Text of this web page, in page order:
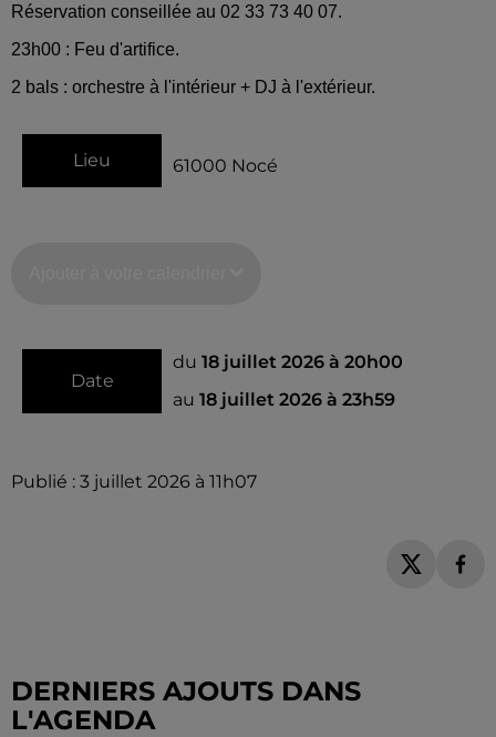
Réservation conseillée au 02 33 73 40 07.
23h00 : Feu d'artifice.
2 bals : orchestre à l'intérieur + DJ à l'extérieur.
Lieu 61000 Nocé
Date
du 18 juillet 2026 à 20h00
au 18 juillet 2026 à 23h59
Publié : 3 juillet 2026 à 11h07
DERNIERS AJOUTS DANS
L'AGENDA